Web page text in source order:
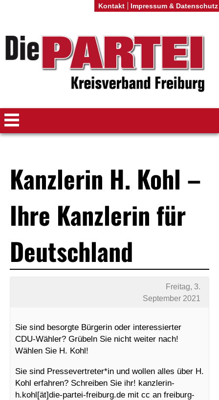
Kanzlerin H. Kohl –
Ihre Kanzlerin für
Deutschland
Freitag, 3.
September 2021
Sie sind besorgte Bürgerin oder interessierter
CDU-Wähler? Grübeln Sie nicht weiter nach!
Wählen Sie H. Kohl!
Sie sind Pressevertreter*in und wollen alles über H.
Kohl erfahren? Schreiben Sie ihr! kanzlerin-
h.kohl[ät]die-partei-freiburg.de mit cc an freiburg-
Kontakt Impressum & Datenschutz